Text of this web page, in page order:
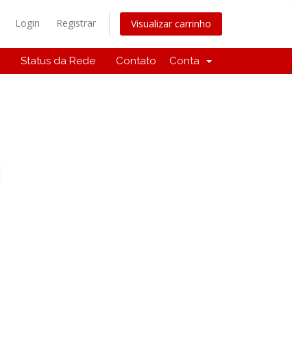
Login Registrar Visualizar carrinho
Status da Rede Contato Conta